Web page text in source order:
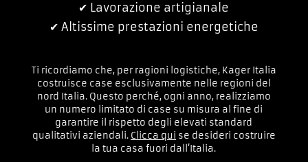
✔︎ Lavorazione artigianale
✔︎ Altissime prestazioni energetiche
Ti ricordiamo che, per ragioni logistiche, Kager Italia
costruisce case esclusivamente nelle regioni del
nord Italia. Questo perché, ogni anno, realizziamo
un numero limitato di case su misura al fine di
garantire il rispetto degli elevati standard
qualitativi aziendali. Clicca qui se desideri costruire
la tua casa fuori dall’Italia.